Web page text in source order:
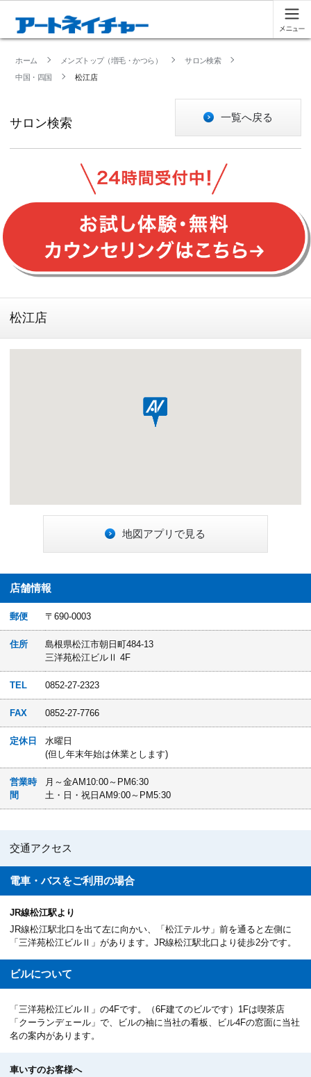
ホーム メンズトップ（増毛・かつら）
サロン検索
中国・四国
松江店
サロン検索 一覧へ戻る
松江店
地図アプリで見る
店舗情報
郵便 〒690-0003
住所
島根県松江市朝日町484-13
三洋苑松江ビルⅡ 4F
TEL 0852-27-2323
FAX 0852-27-7766
定休日
水曜日
(但し年末年始は休業とします)
営業時
間
月～金AM10:00～PM6:30
土・日・祝日AM9:00～PM5:30
交通アクセス
電車・バスをご利用の場合
JR線松江駅より
JR線松江駅北口を出て左に向かい、「松江テルサ」前を通ると左側に
「三洋苑松江ビルⅡ」があります。JR線松江駅北口より徒歩2分です。
ビルについて
「三洋苑松江ビルⅡ」の4Fです。（6F建てのビルです）1Fは喫茶店
「クーランデェール」で、ビルの袖に当社の看板、ビル4Fの窓面に当社
名の案内があります。
車いすのお客様へ